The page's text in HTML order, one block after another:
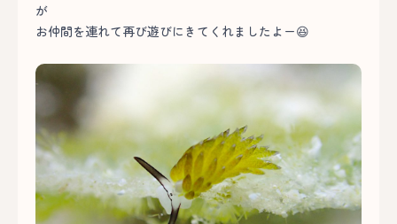
が
お仲間を連れて再び遊びにきてくれましたよー😆